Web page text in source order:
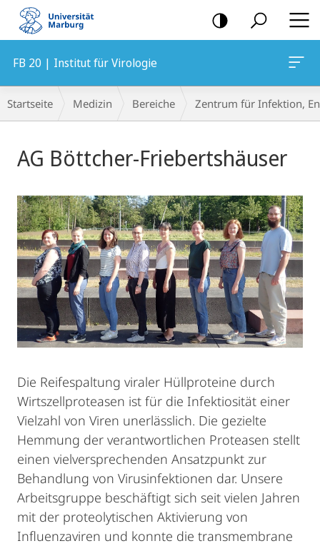
Mobile-
Navigation
FB 20 | Institut für Virologie
Breadcrumb-
Navigation
Startseite Medizin Bereiche Zentrum für Infektion,
AG Böttcher-Friebertshäuser
Die Reifespaltung viraler Hüllproteine durch
Wirtszellproteasen ist für die Infektiosität einer
Vielzahl von Viren unerlässlich. Die gezielte
Hemmung der verantwortlichen Proteasen stellt
einen vielversprechenden Ansatzpunkt zur
Behandlung von Virusinfektionen dar. Unsere
Arbeitsgruppe beschäftigt sich seit vielen Jahren
mit der proteolytischen Aktivierung von
Influenzaviren und konnte die transmembrane